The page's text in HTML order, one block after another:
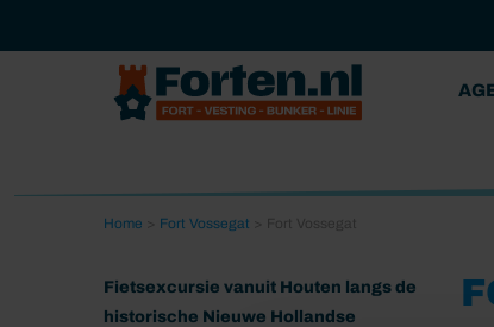
Home Fort Vossegat
Fietsexcursie vanuit Houten langs de
historische Nieuwe Hollandse